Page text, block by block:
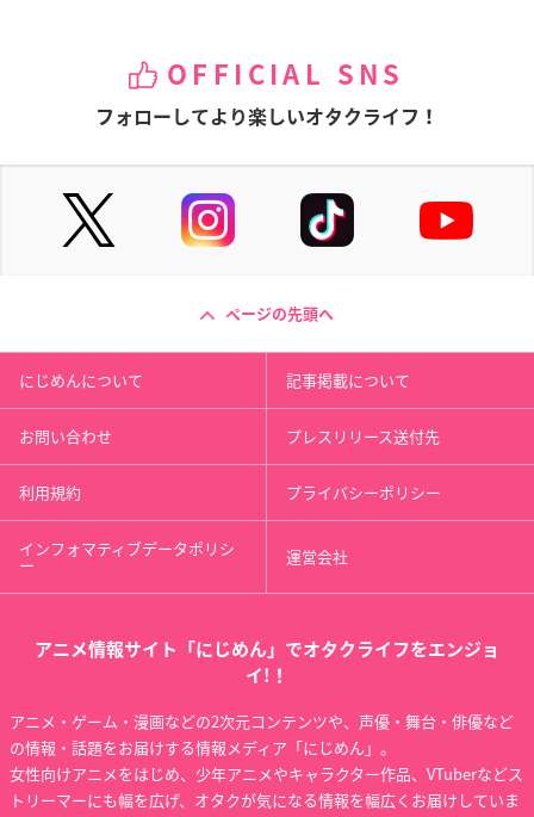
OFFICIAL SNS
フォローしてより楽しいオタクライフ！
ページの先頭へ
にじめんについて 記事掲載について
お問い合わせ プレスリリース送付先
利用規約 プライバシーポリシー
インフォマティブデータポリシ
ー 運営会社
アニメ情報サイト「にじめん」でオタクライフをエンジョ
イ!！
アニメ・ゲーム・漫画などの2次元コンテンツや、声優・舞台・俳優など
の情報・話題をお届けする情報メディア「にじめん」。
女性向けアニメをはじめ、少年アニメやキャラクター作品、VTuberなどス
トリーマーにも幅を広げ、オタクが気になる情報を幅広くお届けしていま